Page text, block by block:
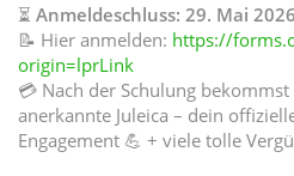
⏳ Anmeldeschluss: 29. Mai 2026
📝 Hier anmelden: https://
origin=lprLink
💳 Nach der Schulung
anerkannte Juleica – dein
Engagement 💪 + viele tolle